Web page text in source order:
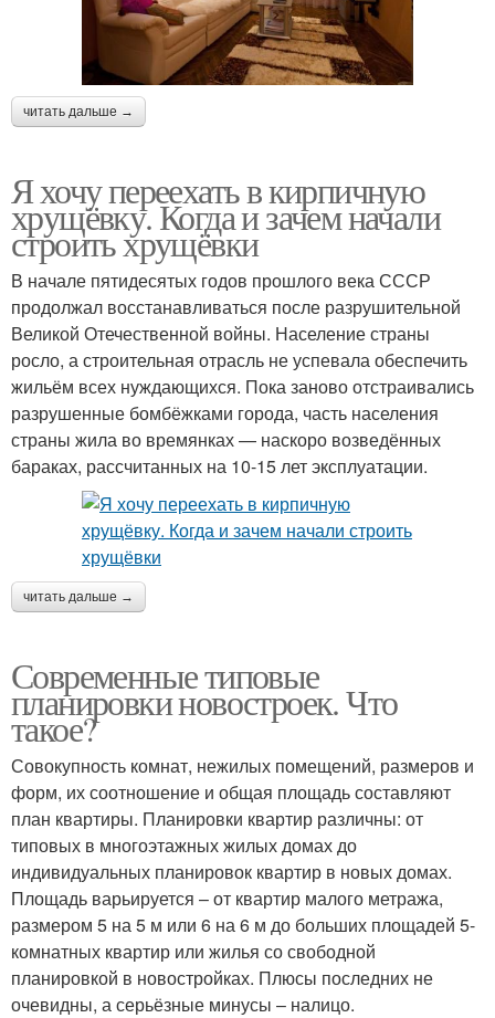
читать дальше →
Я хочу переехать в кирпичную
хрущёвку. Когда и зачем начали
строить хрущёвки
В начале пятидесятых годов прошлого века СССР
продолжал восстанавливаться после разрушительной
Великой Отечественной войны. Население страны
росло, а строительная отрасль не успевала обеспечить
жильём всех нуждающихся. Пока заново отстраивались
разрушенные бомбёжками города, часть населения
страны жила во времянках — наскоро возведённых
бараках, рассчитанных на 10-15 лет эксплуатации.
читать дальше →
Современные типовые
планировки новостроек. Что
такое?
Совокупность комнат, нежилых помещений, размеров и
форм, их соотношение и общая площадь составляют
план квартиры. Планировки квартир различны: от
типовых в многоэтажных жилых домах до
индивидуальных планировок квартир в новых домах.
Площадь варьируется – от квартир малого метража,
размером 5 на 5 м или 6 на 6 м до больших площадей 5-
комнатных квартир или жилья со свободной
планировкой в новостройках. Плюсы последних не
очевидны, а серьёзные минусы – налицо.